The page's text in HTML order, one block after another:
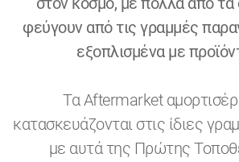
φεύγουν από τις γραμμές
εξοπλισμένα με
Τα Aftermarket
κατασκευάζονται στις ίδιες
με αυτά της Πρώτης